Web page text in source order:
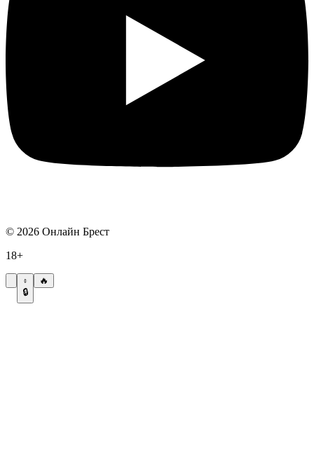
© 2026 Онлайн Брест
18+
🔒
🔥